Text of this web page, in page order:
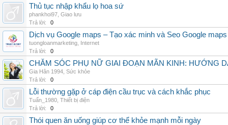
Thủ tục nhập khẩu lọ hoa sứ
phankhoi97 Giao lưu
Trả lời:
0
Dịch vụ Google maps – Tạo xác minh và Seo Google
tuongloanmarketing Internet
Trả lời:
0
CHĂM SÓC PHỤ NỮ GIAI ĐOẠN MÃN KINH: HƯỚNG
Gia Hân 1994 Sức khỏe
Trả lời:
0
Lỗi thường gặp ở cáp điện cầu trục và cách khắc phục
Tuấn_1980 Thiết bị điện
Trả lời:
0
Thói quen ăn uống giúp cơ thể khỏe mạnh mỗi ngày